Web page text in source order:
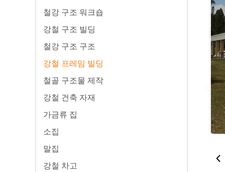
철강 구조 워크숍
강철 구조 빌딩
철강 구조 구조
강철 프레임 빌딩
철골 구조물 제작
강철 건축 자재
가금류 집
소집
말집
강철 차고